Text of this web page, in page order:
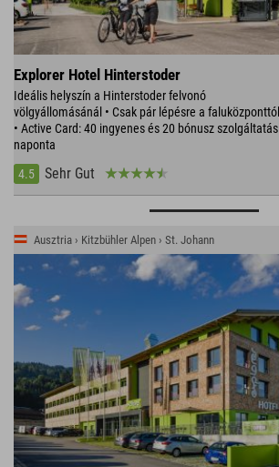
Explorer Hotel Hinterstoder
Ideális helyszín a Hinterstoder felvonó
völgyállomásánál • Csak pár lépésre a faluközponttól
• Active Card: 40 ingyenes és 20 bónusz szolgáltatás
naponta
4.5
Sehr Gut
Ausztria › Kitzbühler Alpen › St. Johann